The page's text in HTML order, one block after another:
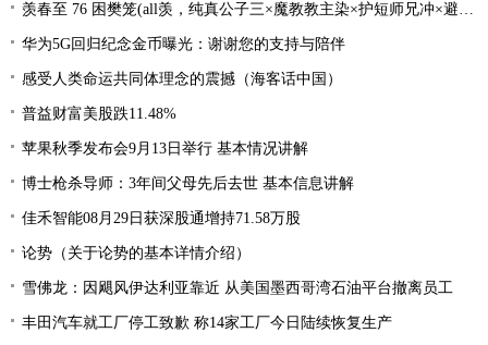
羡春至 76 困樊笼(all羡，纯真公子三×魔教教主染×护短师兄冲×避世温柔影×贪财白莲羡）
华为5G回归纪念金币曝光：谢谢您的支持与陪伴
感受人类命运共同体理念的震撼（海客话中国）
普益财富美股跌11.48%
苹果秋季发布会9月13日举行 基本情况讲解
博士枪杀导师：3年间父母先后去世 基本信息讲解
佳禾智能08月29日获深股通增持71.58万股
论势（关于论势的基本详情介绍）
雪佛龙：因飓风伊达利亚靠近 从美国墨西哥湾石油平台撤离员工
丰田汽车就工厂停工致歉 称14家工厂今日陆续恢复生产